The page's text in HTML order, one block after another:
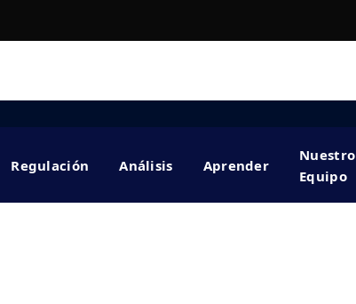
Regulación Análisis Aprender
Nuestro
Equipo